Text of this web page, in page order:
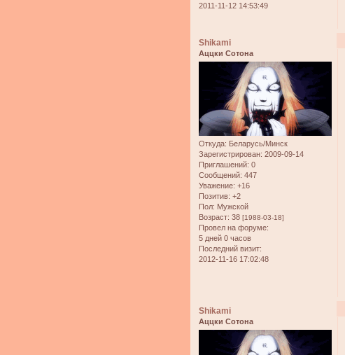
2011-11-12 14:53:49
Shikami
Аццки Сотона
Откуда: Беларусь/Минск
Зарегистрирован: 2009-09-14
Приглашений: 0
Сообщений: 447
Уважение: +16
Позитив: +2
Пол: Мужской
Возраст: 38 [1988-03-18]
Провел на форуме:
5 дней 0 часов
Последний визит:
2012-11-16 17:02:48
Shikami
Аццки Сотона